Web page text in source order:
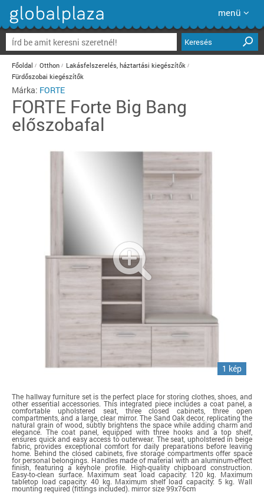
menü
Keresés
Főoldal Otthon
Lakásfelszerelés, háztartási kiegészítők
Fürdőszobai kiegészítők
Márka: FORTE
FORTE Forte Big Bang
előszobafal
1 kép
The hallway furniture set is the perfect place for storing clothes, shoes, and
other essential accessories. This integrated piece includes a coat panel, a
comfortable upholstered seat, three closed cabinets, three open
compartments, and a large, clear mirror. The Sand Oak decor, replicating the
natural grain of wood, subtly brightens the space while adding charm and
elegance. The coat panel, equipped with three hooks and a top shelf,
ensures quick and easy access to outerwear. The seat, upholstered in beige
fabric, provides exceptional comfort for daily preparations before leaving
home. Behind the closed cabinets, five storage compartments offer space
for personal belongings. Handles made of material with an aluminum-effect
finish, featuring a keyhole profile. High-quality chipboard construction.
Easy-to-clean surface. Maximum seat load capacity: 120 kg. Maximum
tabletop load capacity: 40 kg. Maximum shelf load capacity: 5 kg. Wall
mounting required (fittings included). mirror size 99x76cm